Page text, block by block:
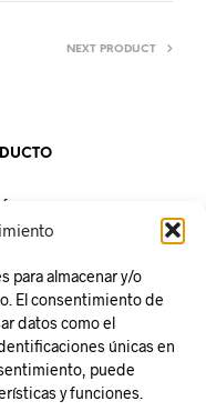
para almacenar y/o
El consentimiento de
datos como el
únicas en
puede
y funciones.
NEXT PRODUCT
y seco a una